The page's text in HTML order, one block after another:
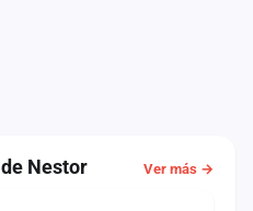
de Nestor Ver más →